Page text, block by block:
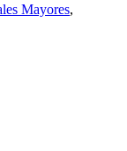
Mayores,